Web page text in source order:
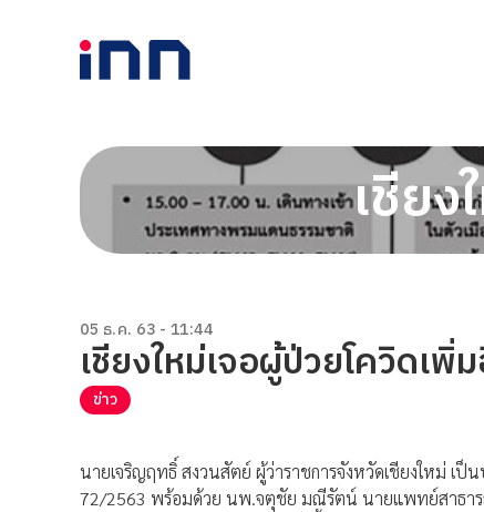
เชีย
05 ธ.ค. 63 - 11:44
เชียงใหม่เจอผู้ป่วยโควิดเพิ่
ข่าว
นายเจริญฤทธิ์ สงวนสัตย์ ผู้ว่าราชการจังหวัดเชียงใหม่ เป็
72/2563 พร้อมด้วย นพ.จตุชัย มณีรัตน์ นายแพทย์สาธาร